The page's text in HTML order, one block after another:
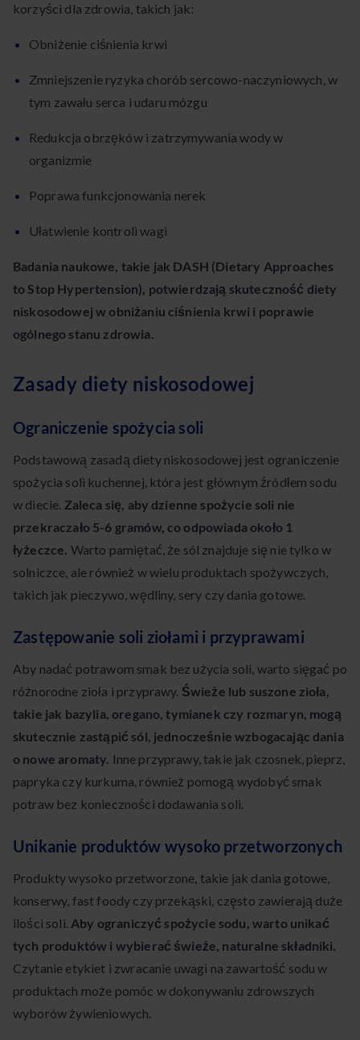
korzyści dla zdrowia, takich jak:
Obniżenie ciśnienia krwi
Zmniejszenie ryzyka chorób sercowo-naczyniowych, w
tym zawału serca i udaru mózgu
Redukcja obrzęków i zatrzymywania wody w
organizmie
Poprawa funkcjonowania nerek
Ułatwienie kontroli wagi
Badania naukowe, takie jak DASH (Dietary Approaches
to Stop Hypertension), potwierdzają skuteczność diety
niskosodowej w obniżaniu ciśnienia krwi i poprawie
ogólnego stanu zdrowia.
Zasady diety niskosodowej
Ograniczenie spożycia soli
Podstawową zasadą diety niskosodowej jest ograniczenie
spożycia soli kuchennej, która jest głównym źródłem sodu
w diecie. Zaleca się, aby dzienne spożycie soli nie
przekraczało 5-6 gramów, co odpowiada około 1
łyżeczce. Warto pamiętać, że sól znajduje się nie tylko w
solniczce, ale również w wielu produktach spożywczych,
takich jak pieczywo, wędliny, sery czy dania gotowe.
Zastępowanie soli ziołami i przyprawami
Aby nadać potrawom smak bez użycia soli, warto sięgać po
różnorodne zioła i przyprawy. Świeże lub suszone zioła,
takie jak bazylia, oregano, tymianek czy rozmaryn, mogą
skutecznie zastąpić sól, jednocześnie wzbogacając dania
o nowe aromaty. Inne przyprawy, takie jak czosnek, pieprz,
papryka czy kurkuma, również pomogą wydobyć smak
potraw bez konieczności dodawania soli.
Unikanie produktów wysoko przetworzonych
Produkty wysoko przetworzone, takie jak dania gotowe,
konserwy, fast foody czy przekąski, często zawierają duże
ilości soli. Aby ograniczyć spożycie sodu, warto unikać
tych produktów i wybierać świeże, naturalne składniki.
Czytanie etykiet i zwracanie uwagi na zawartość sodu w
produktach może pomóc w dokonywaniu zdrowszych
wyborów żywieniowych.